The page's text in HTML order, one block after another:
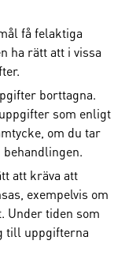
få felaktiga
ha rätt att i vissa
borttagna.
som enligt
om du tar
att kräva att
exempelvis om
Under tiden som
till uppgifterna